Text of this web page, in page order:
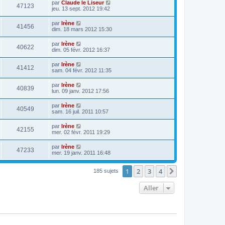
47123 par Claude le Liseur
jeu. 13 sept. 2012 19:42
41456 par Irène
dim. 18 mars 2012 15:30
40622 par Irène
dim. 05 févr. 2012 16:37
41412 par Irène
sam. 04 févr. 2012 11:35
40839 par Irène
lun. 09 janv. 2012 17:56
40549 par Irène
sam. 16 juil. 2011 10:57
42155 par Irène
mer. 02 févr. 2011 19:29
47233 par Irène
mer. 19 janv. 2011 16:48
185 sujets 1 2 3 4
Aller